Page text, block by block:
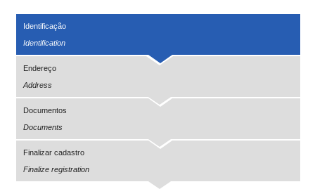
Identificação
Identification
Endereço
Address
Documentos
Documents
Finalizar cadastro
Finalize registration